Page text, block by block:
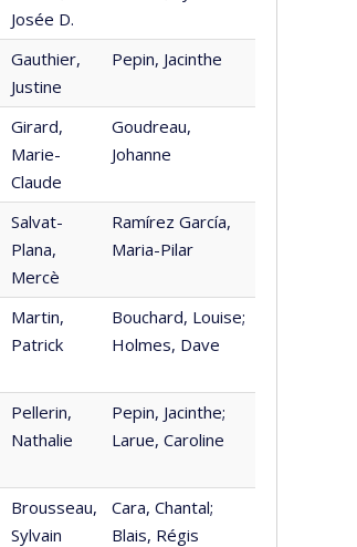
Josée D.
Gauthier,
Justine
Pepin, Jacinthe
Girard,
Marie-
Claude
Goudreau,
Johanne
Salvat-
Plana,
Mercè
Ramírez García,
Maria-Pilar
Martin,
Patrick
Bouchard, Louise;
Holmes, Dave
Pellerin,
Nathalie
Pepin, Jacinthe;
Larue, Caroline
Brousseau,
Sylvain
Cara, Chantal;
Blais, Régis